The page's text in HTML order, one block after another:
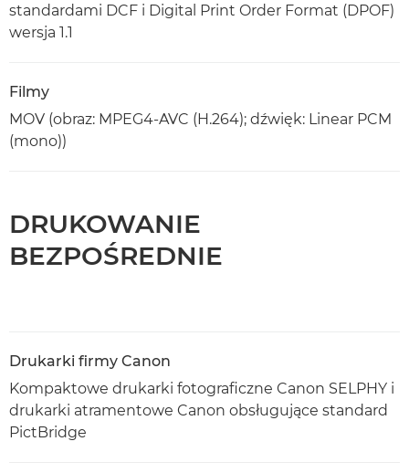
standardami DCF i Digital Print Order Format (DPOF)
wersja 1.1
Filmy
MOV (obraz: MPEG4-AVC (H.264); dźwięk: Linear PCM
(mono))
DRUKOWANIE
BEZPOŚREDNIE
Drukarki firmy Canon
Kompaktowe drukarki fotograficzne Canon SELPHY i
drukarki atramentowe Canon obsługujące standard
PictBridge